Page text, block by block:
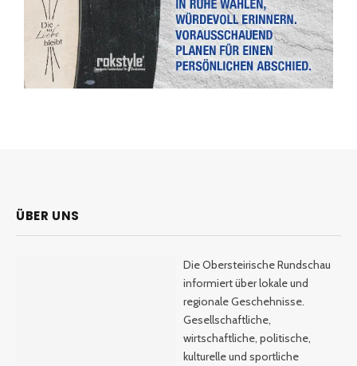
ÜBER UNS
Die Obersteirische Rundschau
informiert über lokale und
regionale Geschehnisse.
Gesellschaftliche,
wirtschaftliche, politische,
kulturelle und sportliche